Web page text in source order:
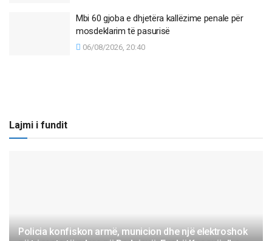
Mbi 60 gjoba e dhjetëra kallëzime penale për
mosdeklarim të pasurisë
06/08/2026, 20:40
Lajmi i fundit
Policia konfiskon armë, municion dhe një elektroshok